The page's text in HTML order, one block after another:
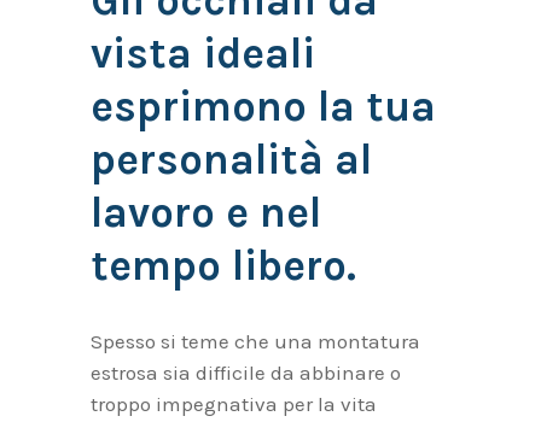
vista ideali
esprimono la tua
personalità al
lavoro e nel
tempo libero.
Spesso si teme che una montatura
estrosa sia difficile da abbinare o
troppo impegnativa per la vita